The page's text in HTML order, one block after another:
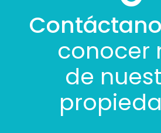
conocer
de